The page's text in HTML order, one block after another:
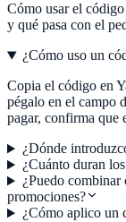
Cómo usar el código
y qué pasa con el
¿Cómo uso un
Copia el código en
pégalo en el campo
pagar, confirma que
¿Dónde
¿Cuánto duran
¿Puedo
promociones?
¿Cómo aplico un